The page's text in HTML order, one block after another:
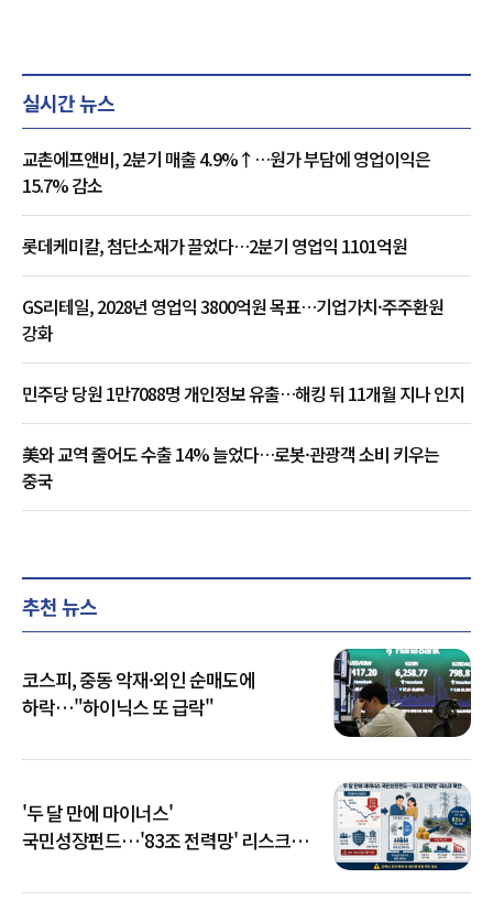
실시간 뉴스
교촌에프앤비, 2분기 매출 4.9%↑…원가 부담에 영업이익은
15.7% 감소
롯데케미칼, 첨단소재가 끌었다…2분기 영업익 1101억원
GS리테일, 2028년 영업익 3800억원 목표…기업가치·주주환원
강화
민주당 당원 1만7088명 개인정보 유출…해킹 뒤 11개월 지나 인지
美와 교역 줄어도 수출 14% 늘었다…로봇·관광객 소비 키우는
중국
추천 뉴스
코스피, 중동 악재·외인 순매도에
하락…"하이닉스 또 급락"
'두 달 만에 마이너스'
국민성장펀드…'83조 전력망' 리스크